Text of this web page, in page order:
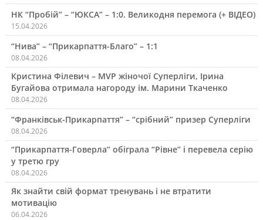
НК “Пробій” – “ЮКСА” – 1:0. Великодня перемога (+ ВІДЕО)
15.04.2026
“Нива” – “Прикарпаття-Благо” – 1:1
08.04.2026
Кристина Філевич – MVP жіночої Суперліги, Ірина
Бугайова отримала нагороду ім. Марини Ткаченко
08.04.2026
“Франківськ-Прикарпаття” – “срібний” призер Суперліги
08.04.2026
“Прикарпаття-Говерла” обіграла “Рівне” і перевела серію
у третю гру
08.04.2026
Як знайти свій формат тренувань і не втратити
мотивацію
06.04.2026